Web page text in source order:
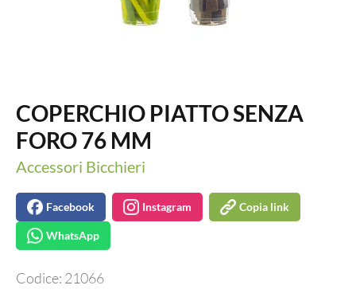
COPERCHIO PIATTO SENZA
FORO 76 MM
Accessori Bicchieri
Facebook Instagram Copia link
WhatsApp
Codice: 21066